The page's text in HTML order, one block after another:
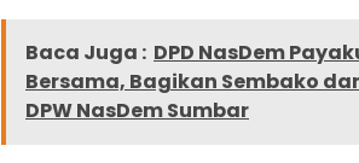
Baca Juga : DPD NasDem
Bersama, Bagikan Sembako
DPW NasDem Sumbar